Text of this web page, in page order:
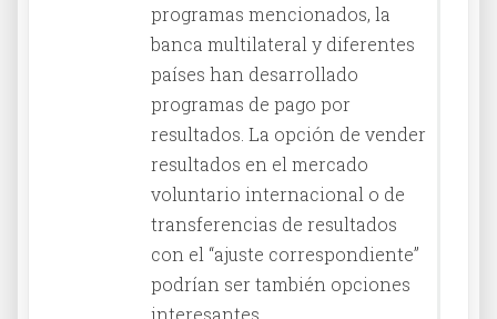
programas mencionados, la
banca multilateral y diferentes
países han desarrollado
programas de pago por
resultados. La opción de vender
resultados en el mercado
voluntario internacional o de
transferencias de resultados
con el “ajuste correspondiente”
podrían ser también opciones
interesantes.